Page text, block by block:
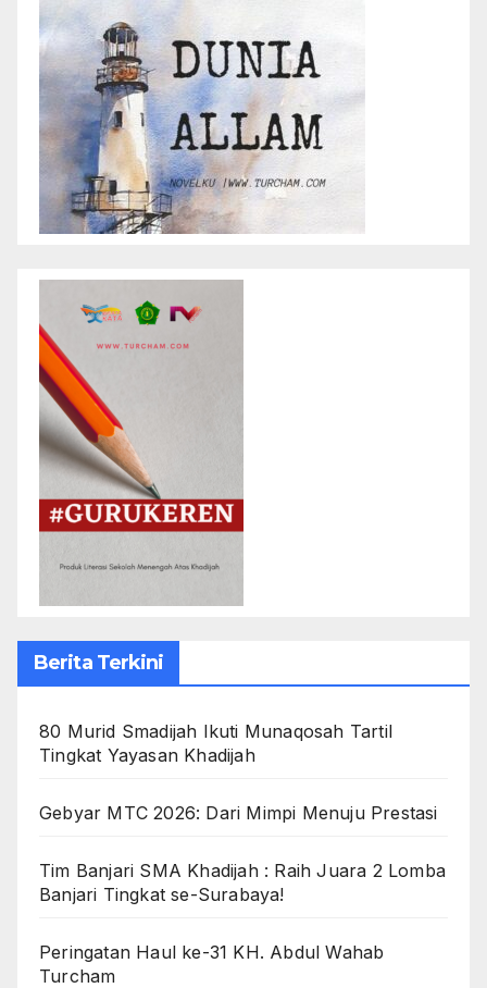
Berita Terkini
80 Murid Smadijah Ikuti Munaqosah Tartil
Tingkat Yayasan Khadijah
Gebyar MTC 2026: Dari Mimpi Menuju Prestasi
Tim Banjari SMA Khadijah : Raih Juara 2 Lomba
Banjari Tingkat se-Surabaya!
Peringatan Haul ke-31 KH. Abdul Wahab
Turcham